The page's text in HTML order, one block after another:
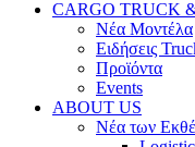
CARGO TRUCK
Νέα Μοντέλα
Ειδήσεις
Προϊόντα
Events
ABOUT US
Νέα των